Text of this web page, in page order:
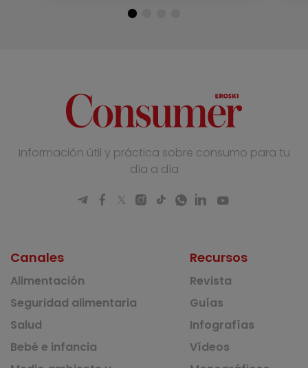
Información útil y práctica sobre consumo para tu
día a día
Canales
Alimentación
Seguridad alimentaria
Salud
Bebé e infancia
Recursos
Revista
Guías
Infografías
Vídeos